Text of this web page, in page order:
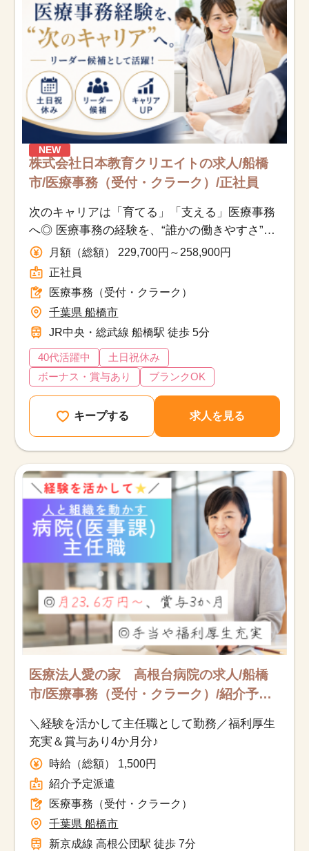
NEW
株式会社日本教育クリエイトの求人/船橋
市/医療事務（受付・クラーク）/正社員
次のキャリアは「育てる」「支える」医療事務
へ◎ 医療事務の経験を、“誰かの働きやすさ”に
つなげるお仕事です。
月額（総額） 229,700円～258,900円
正社員
医療事務（受付・クラーク）
千葉県 船橋市
JR中央・総武線 船橋駅 徒歩 5分
40代活躍中
土日祝休み
ボーナス・賞与あり
ブランクOK
キープする 求人を見る
医療法人愛の家 高根台病院の求人/船橋
市/医療事務（受付・クラーク）/紹介予定
＼経験を活かして主任職として勤務／福利厚生
充実＆賞与あり4か月分♪
時給（総額） 1,500円
紹介予定派遣
医療事務（受付・クラーク）
千葉県 船橋市
新京成線 高根公団駅 徒歩 7分